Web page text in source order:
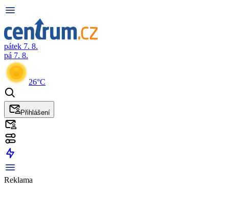
pátek 7. 8.
pá 7. 8.
26°C
Přihlášení
Reklama